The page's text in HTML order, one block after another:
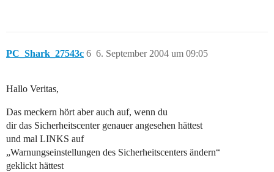
PC_Shark_27543c 6. September 2004 um 09:05
6
Hallo Veritas,
Das meckern hört aber auch auf, wenn du
dir das Sicherheitscenter genauer angesehen hättest
und mal LINKS auf
„Warnungseinstellungen des Sicherheitscenters ändern“
geklickt hättest